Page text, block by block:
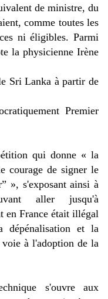
de ministre, du
comme toutes les
ni éligibles. Parmi
la physicienne Irène
Sri Lanka à partir de
Premier
qui donne « la
courage de signer le
», s'exposant ainsi à
aller jusqu'à
en France était illégal
dépénalisation et la
à l'adoption de la
s'ouvre aux